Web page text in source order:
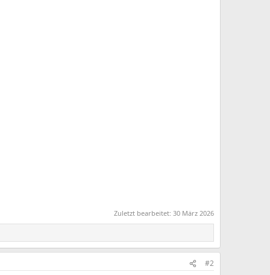
Zuletzt bearbeitet: 30 März 2026
#2